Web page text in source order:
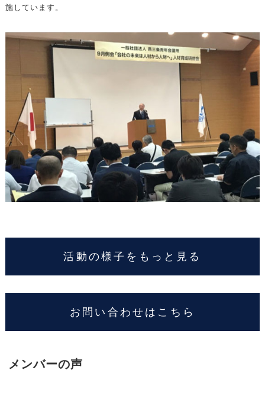
施しています。
活動の様子をもっと見る
お問い合わせはこちら
メンバーの声